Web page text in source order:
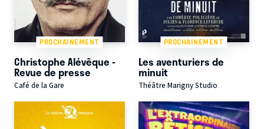
PROCHAINEMENT
Christophe Alévêque -
Revue de presse
Café de la Gare
PROCHAINEMENT
Les aventuriers de
minuit
Théâtre Marigny Studio